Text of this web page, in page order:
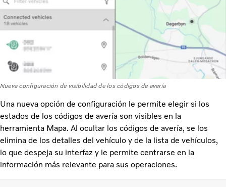
Nueva configuración de visibilidad de los códigos de avería
Una nueva opción de configuración le permite elegir si los
estados de los códigos de avería son visibles en la
herramienta Mapa. Al ocultar los códigos de avería, se los
elimina de los detalles del vehículo y de la lista de vehículos,
lo que despeja su interfaz y le permite centrarse en la
información más relevante para sus operaciones.